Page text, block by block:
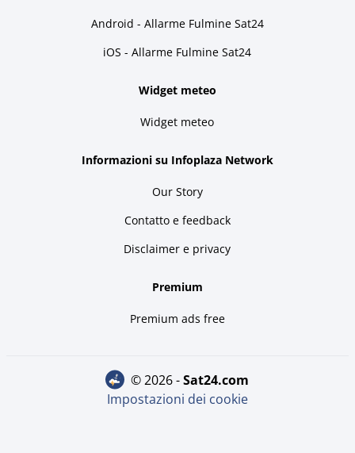
Android - Allarme Fulmine Sat24
iOS - Allarme Fulmine Sat24
Widget meteo
Widget meteo
Informazioni su Infoplaza Network
Our Story
Contatto e feedback
Disclaimer e privacy
Premium
Premium ads free
© 2026 - sat24.com
Impostazioni dei cookie